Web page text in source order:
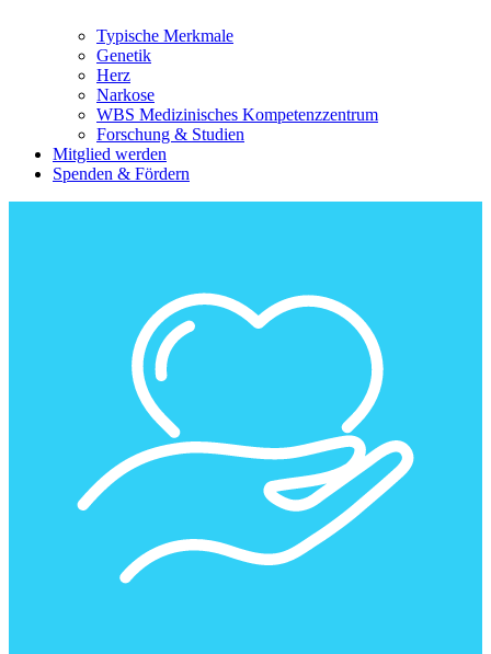
Typische Merkmale
Genetik
Herz
Narkose
WBS Medizinisches Kompetenzzentrum
Forschung & Studien
Mitglied werden
Spenden & Fördern